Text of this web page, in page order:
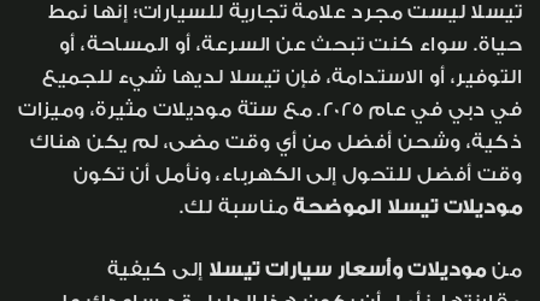
تيسلا ليست مجرد علامة تجارية للسيارات؛ إنها نمط
حياة. سواء كنت تبحث عن السرعة، أو المساحة، أو
التوفير، أو الاستدامة، فإن تيسلا لديها شيء للجميع
في دبي في عام 2025. مع ستة موديلات مثيرة، وميزات
ذكية، وشحن أفضل من أي وقت مضى، لم يكن هناك
وقت أفضل للتحول إلى الكهرباء، ونأمل أن تكون
موديلات تيسلا الموضحةمناسبة لك.
منموديلات وأسعار سيارات تيسلا إلى كيفية